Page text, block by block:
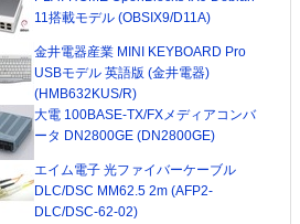
11搭載モデル (OBSIX9/D11A)
金井電器産業 MINI KEYBOARD Pro
USBモデル 英語版 (金井電器)
(HMB632KUS/R)
大電 100BASE-TX/FXメディアコンバ
ータ DN2800GE (DN2800GE)
エイム電子 光ファイバーケーブル
DLC/DSC MM62.5 2m (AFP2-
DLC/DSC-62-02)